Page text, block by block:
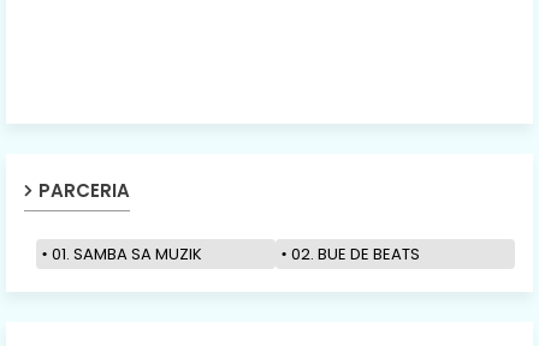
PARCERIA
01. SAMBA SA MUZIK 02. BUE DE BEATS